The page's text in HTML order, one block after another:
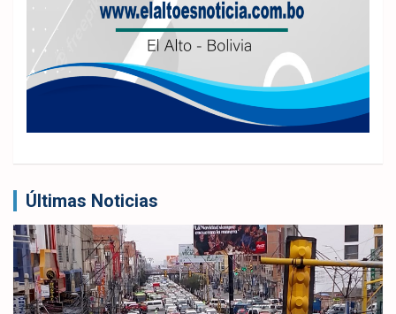
Últimas Noticias